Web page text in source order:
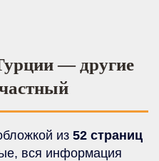
— другие
из 52 страниц
вся информация